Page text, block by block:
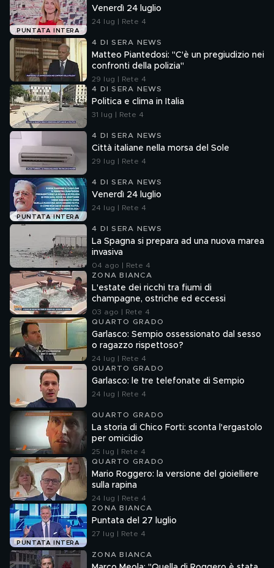
PUNTATA INTERA
Venerdì 24 luglio
24 lug | Rete 4
4 DI SERA NEWS
Matteo Piantedosi: "C'è un pregiudizio nei
confronti della polizia"
29 lug | Rete 4
4 DI SERA NEWS
Politica e clima in Italia
31 lug | Rete 4
4 DI SERA NEWS
Città italiane nella morsa del Sole
29 lug | Rete 4
PUNTATA INTERA
4 DI SERA NEWS
Venerdì 24 luglio
24 lug | Rete 4
4 DI SERA NEWS
La Spagna si prepara ad una nuova marea
invasiva
04 ago | Rete 4
ZONA BIANCA
L'estate dei ricchi tra fiumi di
champagne, ostriche ed eccessi
03 ago | Rete 4
QUARTO GRADO
Garlasco: Sempio ossessionato dal sesso
o ragazzo rispettoso?
24 lug | Rete 4
QUARTO GRADO
Garlasco: le tre telefonate di Sempio
24 lug | Rete 4
QUARTO GRADO
La storia di Chico Forti: sconta l'ergastolo
per omicidio
25 lug | Rete 4
QUARTO GRADO
Mario Roggero: la versione del gioielliere
sulla rapina
24 lug | Rete 4
PUNTATA INTERA
ZONA BIANCA
Puntata del 27 luglio
27 lug | Rete 4
ZONA BIANCA